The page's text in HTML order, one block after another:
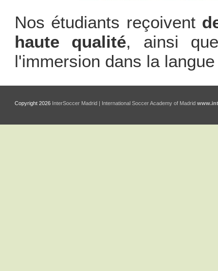
Nos étudiants reçoivent
haute qualité, ainsi
l'immersion dans la
Copyright 2026 InterSoccer Madrid | International Soccer Academy of Madrid